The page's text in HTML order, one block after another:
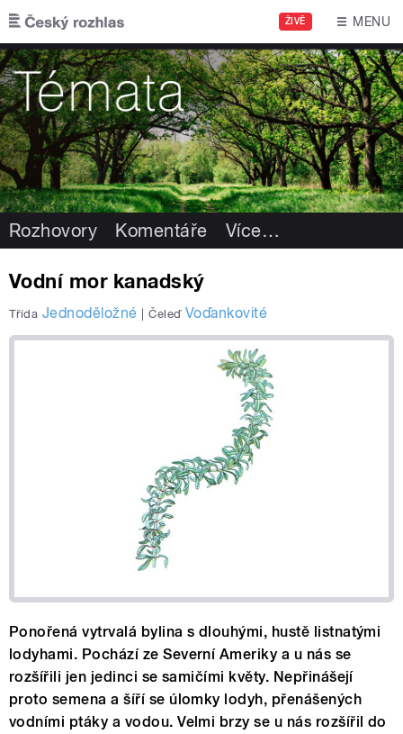
Přejít k hlavnímu obsahu
ŽIVĚ MENU
Rozhovory Komentáře Více…
Vodní mor kanadský
Třída Jednoděložné | Čeleď Voďankovité
Ponořená vytrvalá bylina s dlouhými, hustě listnatými
lodyhami. Pochází ze Severní Ameriky a u nás se
rozšířili jen jedinci se samičími květy. Nepřinášejí
proto semena a šíří se úlomky lodyh, přenášených
vodními ptáky a vodou. Velmi brzy se u nás rozšířil do